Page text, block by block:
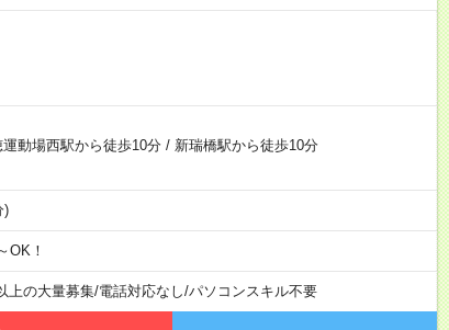
運動場西駅から徒歩10分/ 新瑞橋駅から徒歩10分
)
OK！
上の大量募集/電話対応なし/パソコンスキル不要